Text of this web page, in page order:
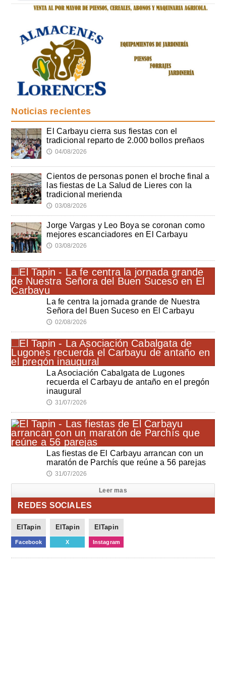
Noticias recientes
El Carbayu cierra sus fiestas con el
tradicional reparto de 2.000 bollos preñaos
🕔 04/08/2026
Cientos de personas ponen el broche final a
las fiestas de La Salud de Lieres con la
tradicional merienda
🕔 03/08/2026
Jorge Vargas y Leo Boya se coronan como
mejores escanciadores en El Carbayu
🕔 03/08/2026
La fe centra la jornada grande de Nuestra
Señora del Buen Suceso en El Carbayu
🕔 02/08/2026
La Asociación Cabalgata de Lugones
recuerda el Carbayu de antaño en el pregón
inaugural
🕔 31/07/2026
Las fiestas de El Carbayu arrancan con un
maratón de Parchís que reúne a 56 parejas
🕔 31/07/2026
Leer mas
REDES SOCIALES
ElTapin
Facebook
ElTapin
X
ElTapin
Instagram